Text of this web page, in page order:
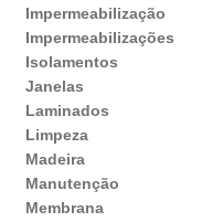
Impermeabilização
Impermeabilizações
Isolamentos
Janelas
Laminados
Limpeza
Madeira
Manutenção
Membrana